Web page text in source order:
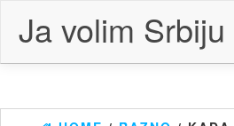
content
Ja volim Srbiju